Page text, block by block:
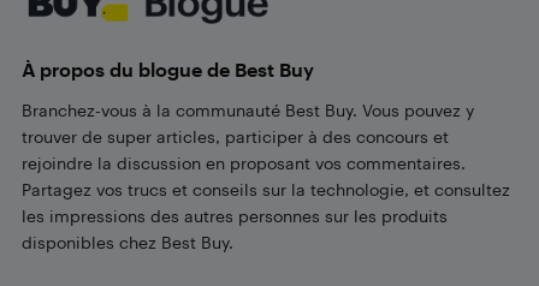
À propos du blogue de Best Buy
Branchez-vous à la communauté Best Buy. Vous pouvez y
trouver de super articles, participer à des concours et
rejoindre la discussion en proposant vos commentaires.
Partagez vos trucs et conseils sur la technologie, et consultez
les impressions des autres personnes sur les produits
disponibles chez Best Buy.